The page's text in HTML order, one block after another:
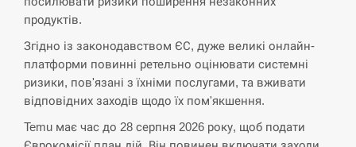
СЕРПЕНЬ
12:53
США обсуждают лицензии на Patriot для
Украины, несмотря на сомнения…
продуктів.
Згідно із законодавством ЄС, дуже великі онлайн-
платформи повинні ретельно оцінювати системні
ризики, пов'язані з їхніми послугами, та вживати
відповідних заходів щодо їх пом'якшення.
Temu має час до 28 серпня 2026 року, щоб подати